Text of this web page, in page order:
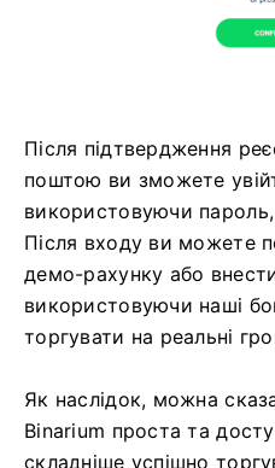
Після підтвердження
поштою ви зможете
використовуючи
Після входу ви можете
демо-рахунку або
використовуючи наші
торгувати на реальні
Як наслідок, можна
Binarium проста та
складніше успішно